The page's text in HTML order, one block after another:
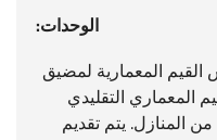
الوحدات:
المعمارية لمضيق
المعماري التقليدي
مختلف من المنازل. يتم تقديم